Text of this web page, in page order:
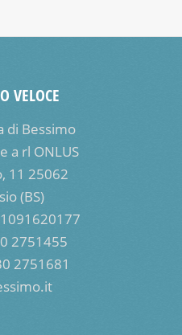
VELOCE
di Bessimo
a rl ONLUS
11 25062
(BS)
2751455
2751681